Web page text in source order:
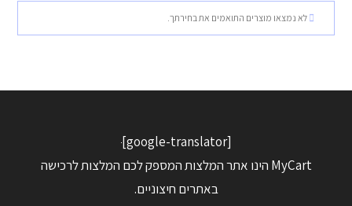
לא נמצאו מוצרים התואמים את בחירתך.
[google-translator]
MyCart הינו אתר המלצות המספק לכם המלצות לרכישה
באתרים חיצוניים.